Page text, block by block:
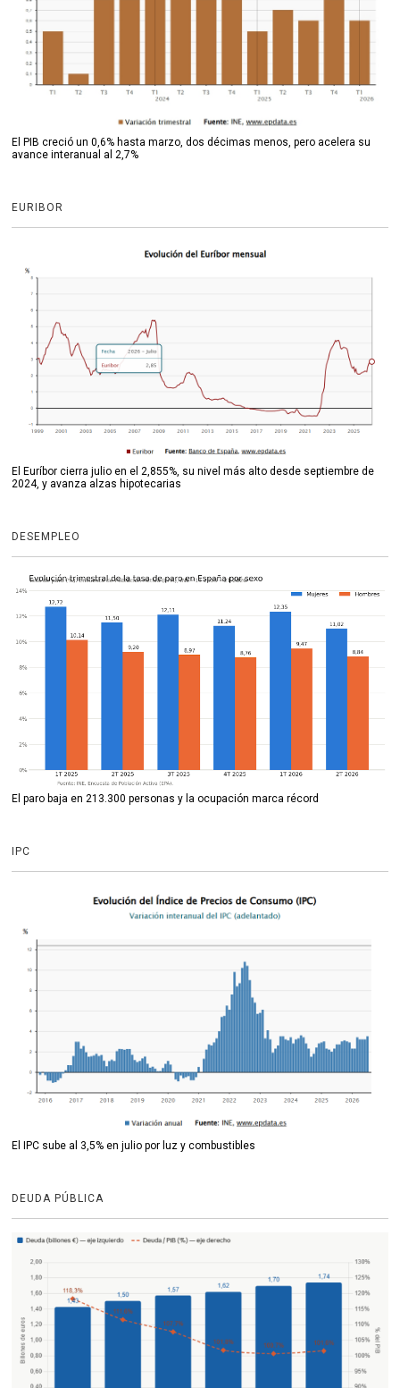
El PIB creció un 0,6% hasta marzo, dos décimas menos, pero acelera su
avance interanual al 2,7%
EURIBOR
El Euríbor cierra julio en el 2,855%, su nivel más alto desde septiembre de
2024, y avanza alzas hipotecarias
DESEMPLEO
El paro baja en 213.300 personas y la ocupación marca récord
IPC
El IPC sube al 3,5% en julio por luz y combustibles
DEUDA PÚBLICA